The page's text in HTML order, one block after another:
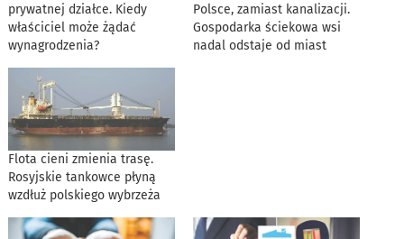
prywatnej działce. Kiedy
właściciel może żądać
wynagrodzenia?
Polsce, zamiast kanalizacji.
Gospodarka ściekowa wsi
nadal odstaje od miast
Flota cieni zmienia trasę.
Rosyjskie tankowce płyną
wzdłuż polskiego wybrzeża